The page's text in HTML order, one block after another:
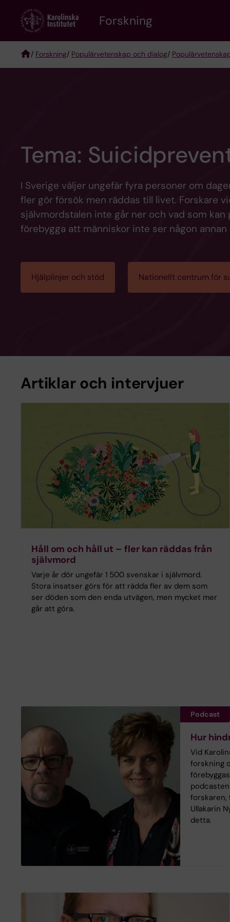
content
Forskning
Breadcrumb
/ Forskning/ Populärvetenskap och dialog/
Tema:
I Sverige väljer ungefär fyra personer om
fler gör försök men räddas till livet. Forskare
självmordstalen inte går ner och vad som
förebygga att människor inte ser någon annan
Hjälplinjer och stöd Nationellt centrum för
Artiklar och intervjuer
Håll om och håll ut – fler kan räddas från
självmord
Varje år dör ungefär 1 500 svenskar i självmord.
Stora insatser görs för att rädda fler av dem som
ser döden som den enda utvägen, men mycket mer
går att göra.
Podcast
Hur
Vid
forskning
forskaren,
Ullakarin
detta.